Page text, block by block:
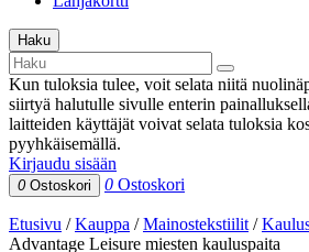
Haku
Kun tuloksia tulee, voit selata niitä
siirtyä halutulle sivulle enterin
laitteiden käyttäjät voivat selata tuloksia
pyyhkäisemällä.
Kirjaudu sisään
0 Ostoskori 0 Ostoskori
Etusivu /Kauppa /Mainostekstiilit /
Advantage Leisure miesten kauluspaita